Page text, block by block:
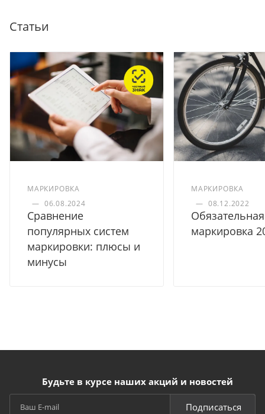
Статьи
МАРКИРОВКА
— 06.08.2024
Сравнение
популярных систем
маркировки: плюсы и
минусы
МАРКИРОВКА
— 08.12.2022
Обязательная
маркировка
Будьте в курсе наших акций и новостей
Подписаться